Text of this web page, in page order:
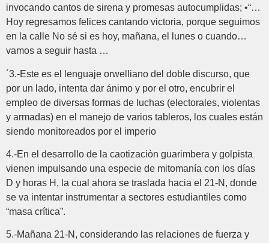
invocando cantos de sirena y promesas autocumplidas; •“…
Hoy regresamos felices cantando victoria, porque seguimos
en la calle No sé si es hoy, mañana, el lunes o cuando…
vamos a seguir hasta …
´3.-Este es el lenguaje orwelliano del doble discurso, que
por un lado, intenta dar ánimo y por el otro, encubrir el
empleo de diversas formas de luchas (electorales, violentas
y armadas) en el manejo de varios tableros, los cuales están
siendo monitoreados por el imperio
4.-En el desarrollo de la caotizaciòn guarimbera y golpista
vienen impulsando una especie de mitomanía con los días
D y horas H, la cual ahora se traslada hacia el 21-N, donde
se va intentar instrumentar a sectores estudiantiles como
“masa crítica”.
5.-Mañana 21-N, considerando las relaciones de fuerza y